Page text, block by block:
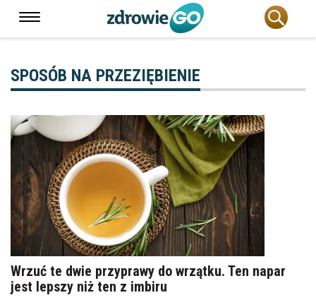
SPOSÓB NA PRZEZIĘBIENIE
Wrzuć te dwie przyprawy do wrzątku. Ten napar
jest lepszy niż ten z imbiru